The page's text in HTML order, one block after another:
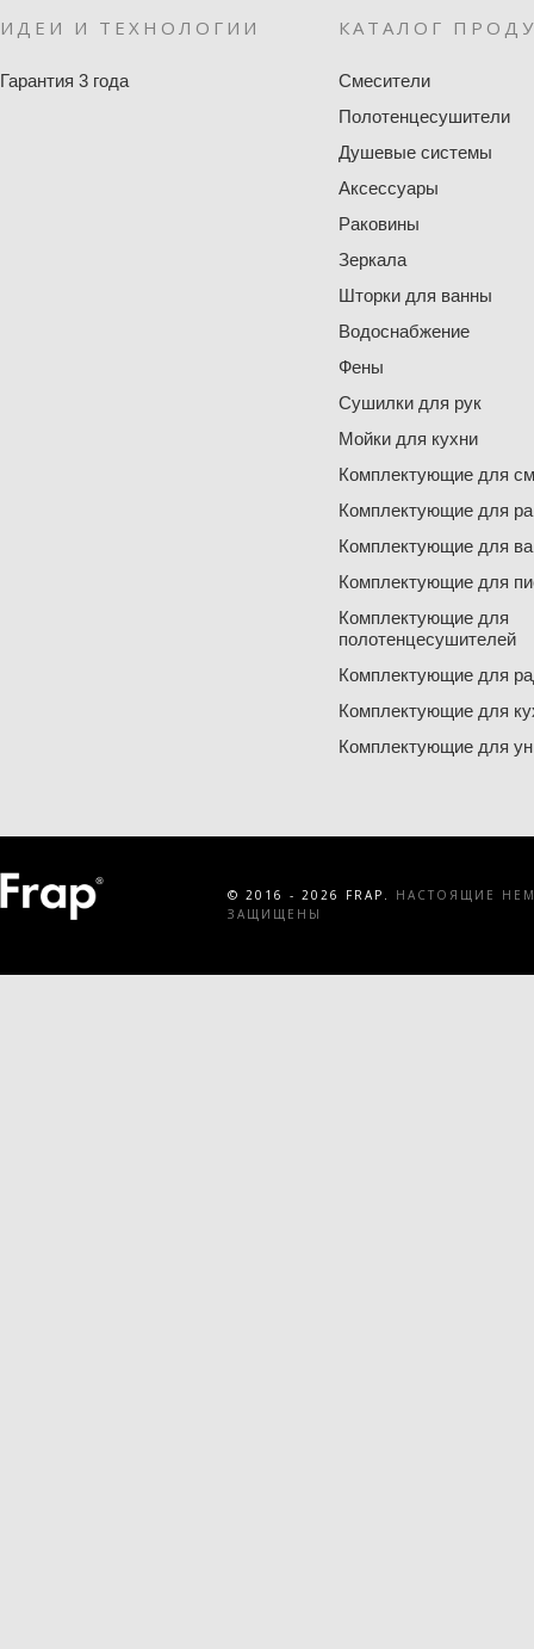
ИДЕИ И ТЕХНОЛОГИИ
Гарантия 3 года
КАТАЛОГ
Смесители
Полотенцесушители
Душевые системы
Аксессуары
Раковины
Зеркала
Шторки для ванны
Водоснабжение
Фены
Сушилки для рук
Мойки для кухни
Комплектующие для
Комплектующие для
Комплектующие для
Комплектующие для
Комплектующие для
полотенцесушителей
Комплектующие для
Комплектующие для
Комплектующие для
© 2016 - 2026 FRAP.
НАСТОЯЩИЕ
ЗАЩИЩЕНЫ